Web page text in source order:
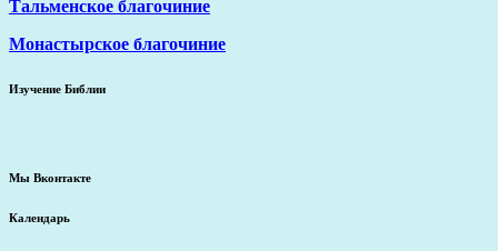
Тальменское благочиние
Монастырское благочиние
Изучение Библии
Мы Вконтакте
Календарь